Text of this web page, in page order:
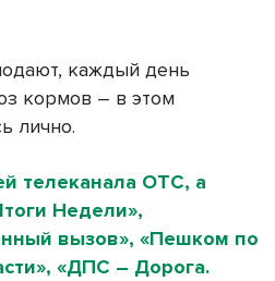
каждый день
кормов – в этом
лично.
телеканала ОТС, а
Недели»,
вызов», «Пешком по
«ДПС – Дорога.